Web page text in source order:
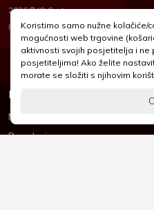
2026 © IQ Centar
Izrada:Nubilus
Informacije
Novosti & Promocije
Brandovi
Koristimo samo nužne kolačiće/
mogućnosti web trgovine
aktivnosti svojih posjetitelja i
posjetiteljima! Ako želite
morate se složiti s njihovim